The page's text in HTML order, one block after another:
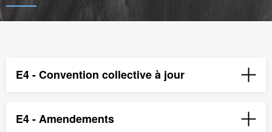
E4 - Convention collective à jour
E4 - Amendements